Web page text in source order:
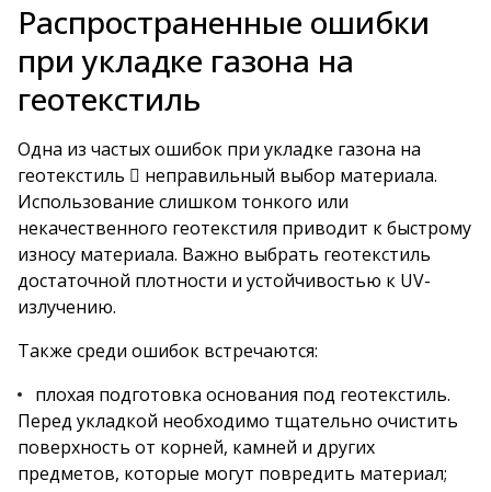
Распространенные ошибки
при укладке газона на
геотекстиль
Одна из частых ошибок при укладке газона на
геотекстиль  неправильный выбор материала.
Использование слишком тонкого или
некачественного геотекстиля приводит к быстрому
износу материала. Важно выбрать геотекстиль
достаточной плотности и устойчивостью к UV-
излучению.
Также среди ошибок встречаются:
плохая подготовка основания под геотекстиль.
Перед укладкой необходимо тщательно очистить
поверхность от корней, камней и других
предметов, которые могут повредить материал;